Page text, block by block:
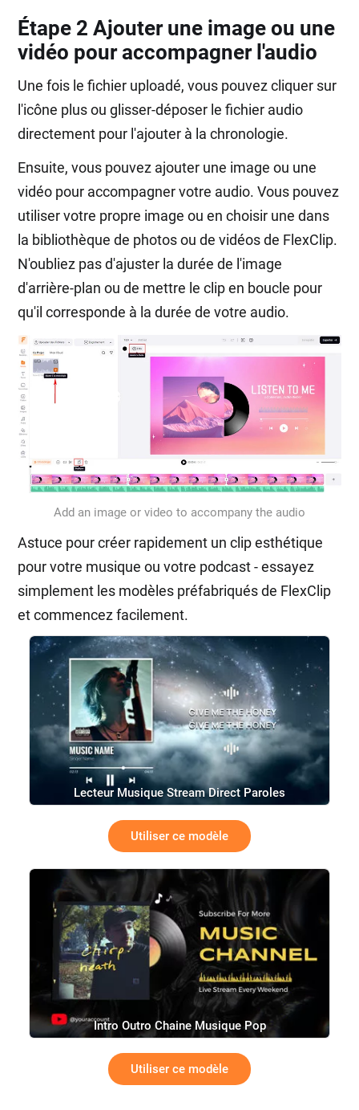
Étape 2 Ajouter une image ou une
vidéo pour accompagner l'audio
Une fois le fichier uploadé, vous pouvez cliquer sur
l'icône plus ou glisser-déposer le fichier audio
directement pour l'ajouter à la chronologie.
Ensuite, vous pouvez ajouter une image ou une
vidéo pour accompagner votre audio. Vous pouvez
utiliser votre propre image ou en choisir une dans
la bibliothèque de photos ou de vidéos de FlexClip.
N'oubliez pas d'ajuster la durée de l'image
d'arrière-plan ou de mettre le clip en boucle pour
qu'il corresponde à la durée de votre audio.
Add an image or video to accompany the audio
Astuce pour créer rapidement un clip esthétique
pour votre musique ou votre podcast - essayez
simplement les modèles préfabriqués de FlexClip
et commencez facilement.
Lecteur Musique Stream Direct Paroles
Utiliser ce modèle
Intro Outro Chaine Musique Pop
Utiliser ce modèle